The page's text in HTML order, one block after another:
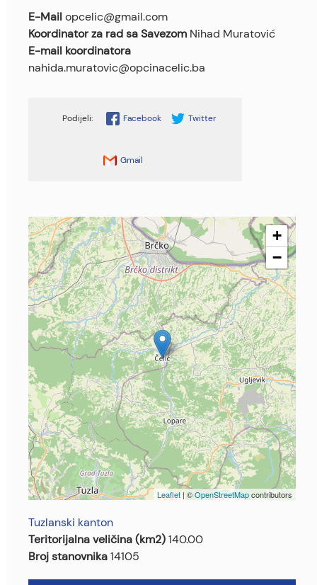
E-Mail opcelic@gmail.com
Koordinator za rad sa Savezom Nihad Muratović
E-mail koordinatora
nahida.muratovic@opcinacelic.ba
Facebook Twitter
Gmail
+
−
Leaflet| ©OpenStreetMapcontributors
Tuzlanski kanton
Teritorijalna veličina (km2)140.00
Broj stanovnika14105